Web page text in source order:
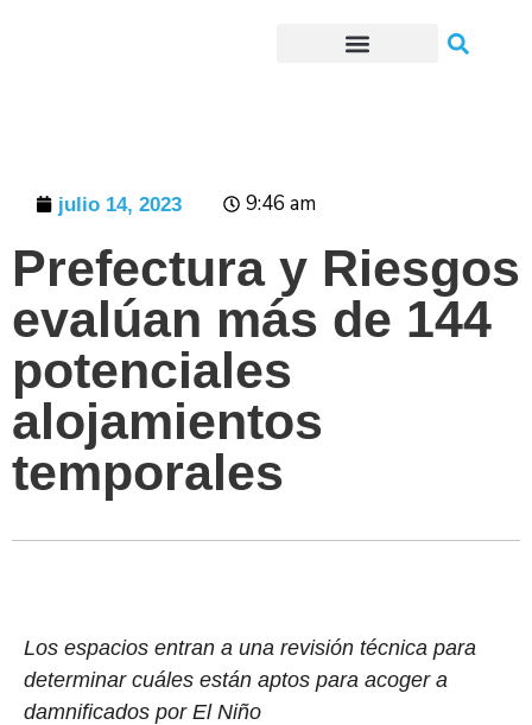
julio 14, 2023 9:46 am
Prefectura y Riesgos
evalúan más de 144
potenciales
alojamientos
temporales
Los espacios entran a una revisión técnica para
determinar cuáles están aptos para acoger a
damnificados por El Niño